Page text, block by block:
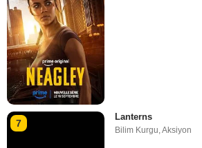
7
Lanterns
Bilim Kurgu ,Aksiyon